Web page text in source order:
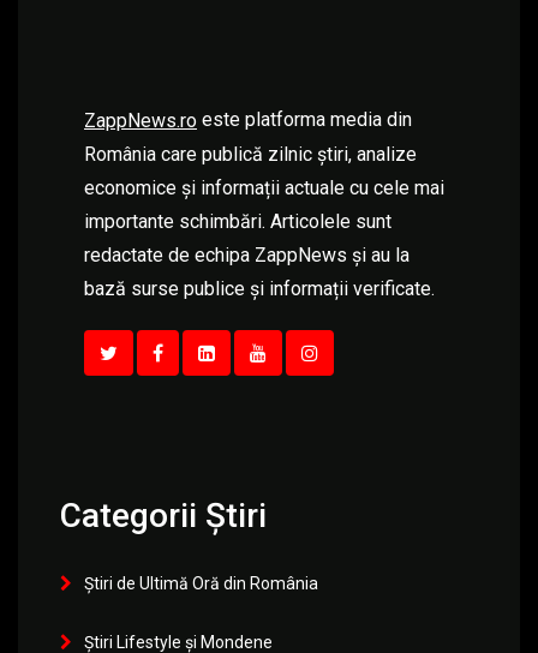
ZappNews.ro este platforma media din
România care publică zilnic știri, analize
economice și informații actuale cu cele mai
importante schimbări. Articolele sunt
redactate de echipa ZappNews și au la
bază surse publice și informații verificate.
Categorii Știri
Știri de Ultimă Oră din România
Știri Lifestyle și Mondene